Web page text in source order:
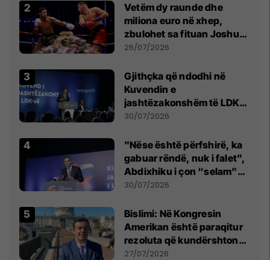
Vetëm dy raunde dhe
miliona euro në xhep,
zbulohet sa fituan Joshua
e Prenga
26/07/2026
Gjithçka që ndodhi në
Kuvendin e
jashtëzakonshëm të LDK-
së
30/07/2026
"Nëse është përfshirë, ka
gabuar rëndë, nuk i falet",
Abdixhiku i çon “selam”
Përparim Ramës
30/07/2026
Bislimi: Në Kongresin
Amerikan është paraqitur
rezoluta që kundërshton
mbajtjen e Asamblesë
27/07/2026